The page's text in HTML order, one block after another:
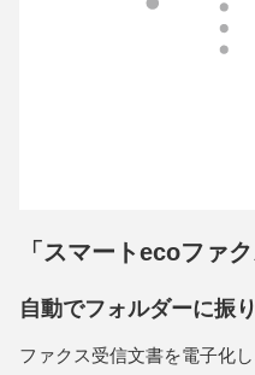
「スマートecoファ
自動でフォルダーに振
ファクス受信文書を電子化